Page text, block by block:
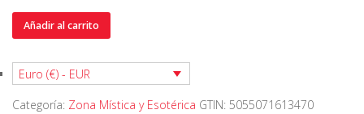
Colgante
CONCHA
Otoño
Añadir al carrito
Euro (€) - EUR
Categoría: Zona Mística y Esotérica GTIN: 5055071613470